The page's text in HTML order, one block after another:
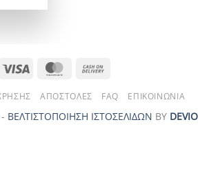
25.00 €
Visa MasterCard
Delivery
ΑΠΟΣΤΟΛΈΣ FAQ ΕΠΙΚΟΙΝΩΝΊΑ
- ΒΕΛΤΙΣΤΟΠΟΙΗΣΗ ΙΣΤΟΣΕΛΙΔΩΝ ΒΥ DEVIO